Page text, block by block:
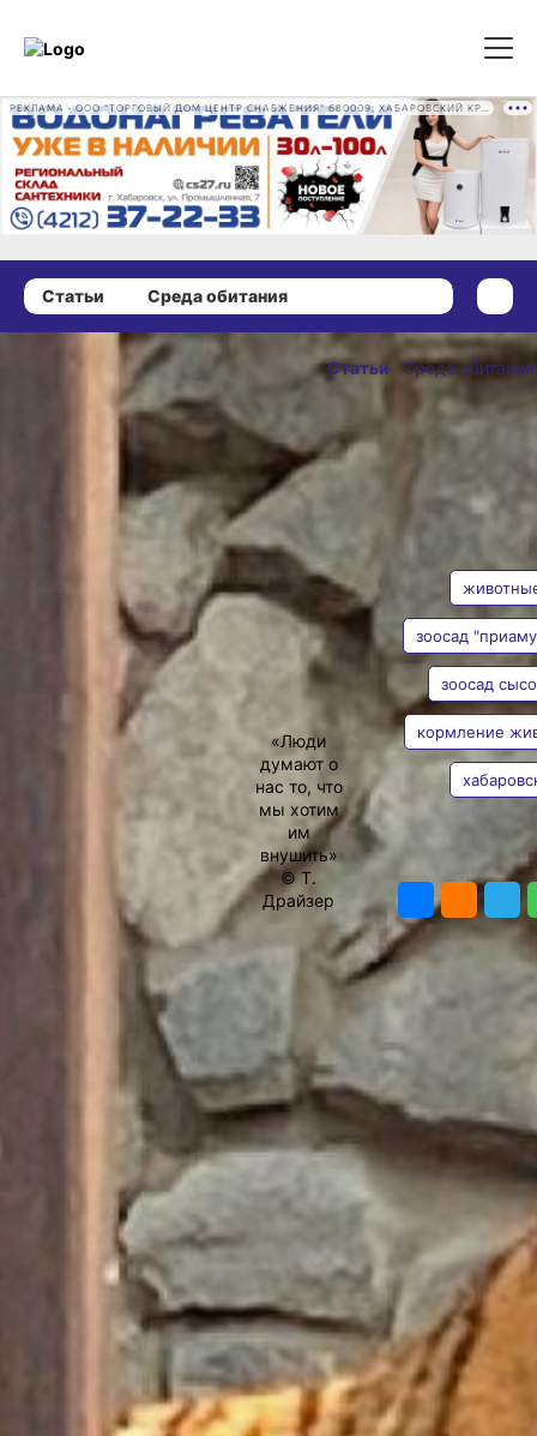
Статьи Среда обитания
17 октября 2024 г., 10:40
звериного
меню: чем
обитателей
Приамурского
зоосада
Кормление животных
собственным кормом
Елена Барабанова
Питание — важный аспект
здоровья не только людей,
но и животных. Поэтому
зоосада стараются
зелень, фрукты, орехи,
ягоды и мёд — всё это
входит в рацион
обитателей зоосада. При
этом у каждого животного
есть своя «кормовая
карта», где указаны
продукты и их количество,
сообщается в социальных
Всего же в неделю
обитатели зоосада
съедают: 600 кг мяса, 100
кг рыбы, 200 кг моркови,
150 кг капусты, более 200
кг яблок, 3 кг винограда,
1,5 кг бананов, арбузы
Например, белый медведь
Алмаз любит тыкву,
мясо. Кстати, в день тигр
получает 10 кг сырого
мяса, лев — 7,5 кг, а рысь
Статьи Среда обитания
ОПУБЛИКОВАНО
17 октября 2024 г., 10:40
АВТОР
Наталья
«Люди
думают о
нас то, что
мы хотим
им
внушить»
© Т.
Драйзер
зоосад
зоосад
кормление